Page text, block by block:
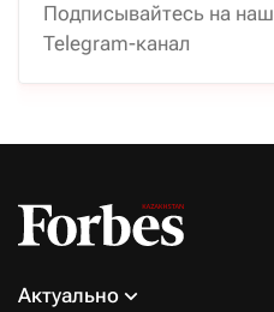
Подписывайтесь на наш
Telegram-канал
Актуально